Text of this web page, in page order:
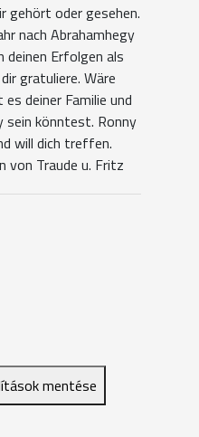
gehört oder gesehen.
nach Abrahamhegy
Erfolgen als
gratuliere. Wäre
deiner Familie und
sein könntest. Ronny
will dich treffen.
von Traude u. Fritz
mentése